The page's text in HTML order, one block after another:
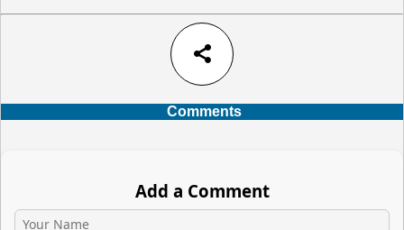
share
Comments
Add a Comment